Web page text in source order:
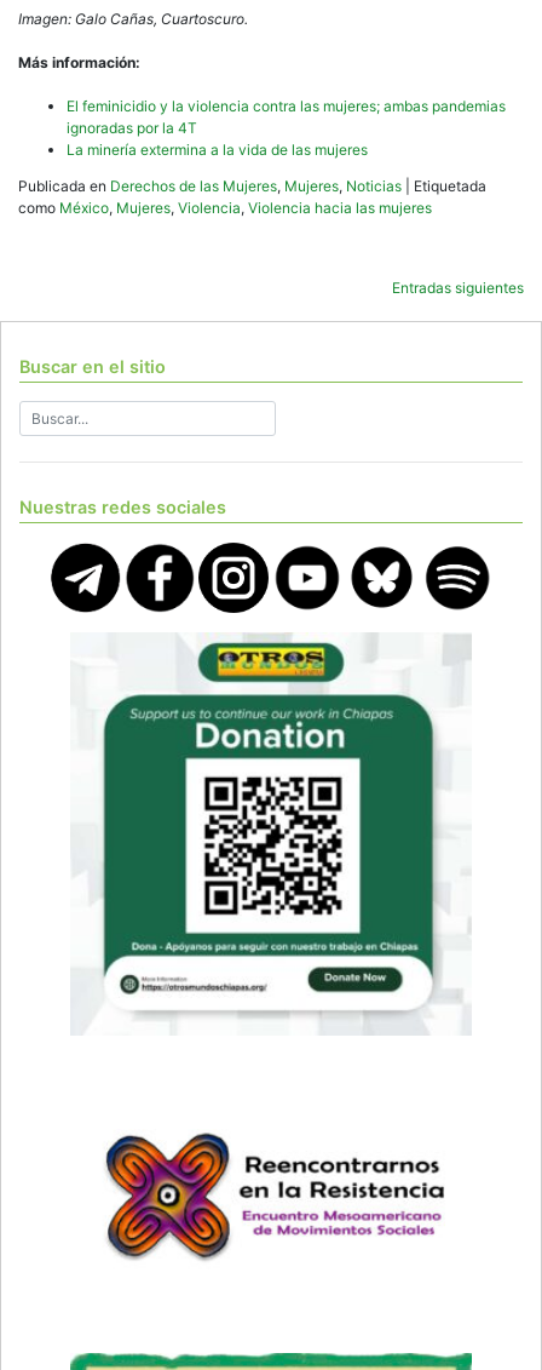
Imagen: Galo Cañas, Cuartoscuro.
Más información:
El feminicidio y la violencia contra las mujeres; ambas pandemias
ignoradas por la 4T
La minería extermina a la vida de las mujeres
Publicada en Derechos de las Mujeres, Mujeres, Noticias
Etiquetada
como México, Mujeres, Violencia, Violencia hacia las mujeres
de
entradas
Entradas siguientes
Buscar en el sitio
Nuestras redes sociales